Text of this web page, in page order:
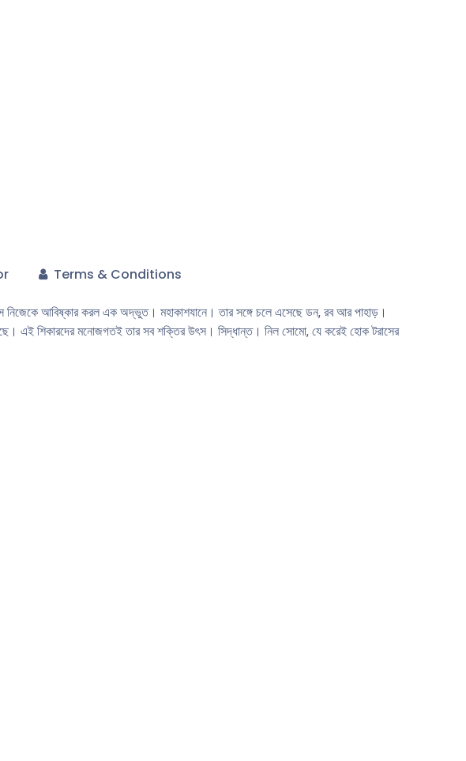
করেই হােক টরাসের হাত থেকে মুক্ত
Terms & Conditions
নিজেকে আবিষ্কার করল এক অদ্ভুত। মহাকাশযানে। তার সঙ্গে চলে এসেছে ডন, রব আর পাহাড়।
এই শিকারদের মনােজগতই তার সব শক্তির উৎস। সিদ্ধান্ত। নিল সােমাে, যে করেই হােক টরাসের